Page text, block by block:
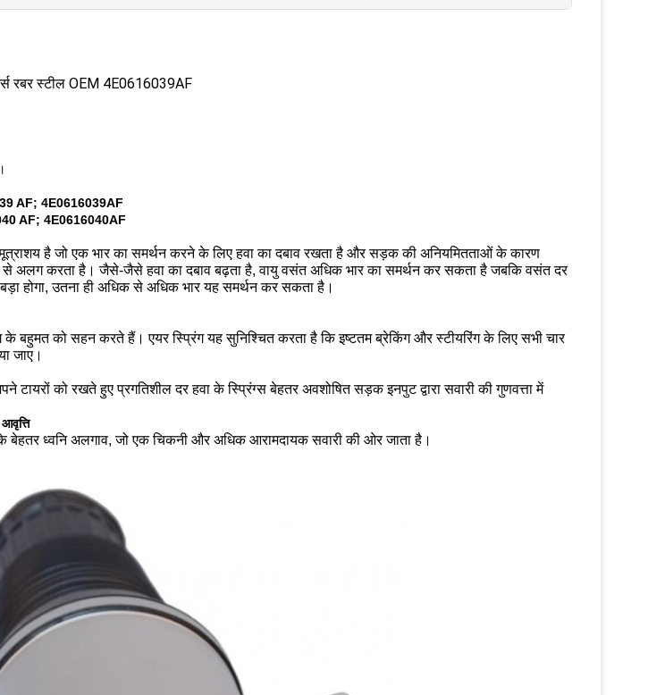
रबर स्टील OEM 4E0616039AF
AF; 4E0616039AF
AF; 4E0616040AF
है जो एक भार का समर्थन करने के लिए हवा का दबाव रखता है और सड़क की अनियमितताओं के कारण
से अलग करता है। जैसे-जैसे हवा का दबाव बढ़ता है, वायु वसंत अधिक भार का समर्थन कर सकता है जबकि वसंत दर
होगा, उतना ही अधिक से अधिक भार यह समर्थन कर सकता है।
के बहुमत को सहन करते हैं। एयर स्प्रिंग यह सुनिश्चित करता है कि इष्टतम ब्रेकिंग और स्टीयरिंग के लिए सभी चार
जाए।
को रखते हुए प्रगतिशील दर हवा के स्प्रिंग्स बेहतर अवशोषित सड़क इनपुट द्वारा सवारी की गुणवत्ता में
ध्वनि अलगाव, जो एक चिकनी और अधिक आरामदायक सवारी की ओर जाता है।